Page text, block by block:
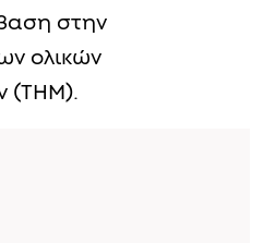
στην
ολικών
(ΤΗΜ).